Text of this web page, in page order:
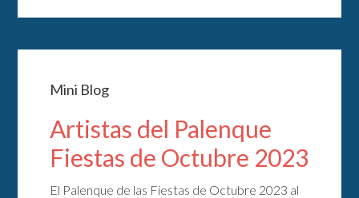
Mini Blog
Artistas del Palenque
Fiestas de Octubre 2023
El Palenque de las Fiestas de Octubre 2023 al